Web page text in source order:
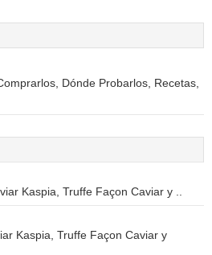
Dónde Probarlos, Recetas,
Kaspia, Truffe Façon Caviar y ..
Kaspia, Truffe Façon Caviar y